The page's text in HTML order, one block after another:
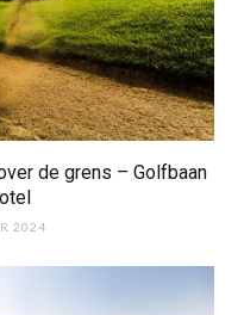
de grens – Golfbaan
2024